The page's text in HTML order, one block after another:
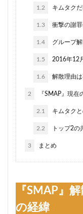
1.2 キムタク
1.3 衝撃の謝罪
1.4 グループ
1.5 2016年12
1.6 解散理由
2 『SMAP』現在
2.1 キムタク
2.2 トップ2の
3 まとめ
『SMAP』
の経緯